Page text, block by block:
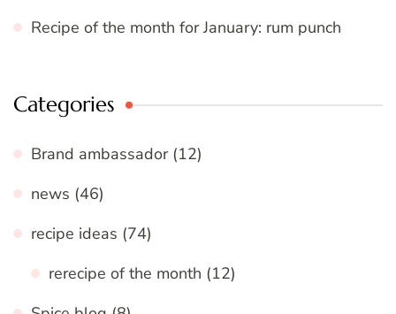
Recipe of the month for January: rum punch
Categories
Brand ambassador(12)
news (46)
recipe ideas (74)
rerecipe of the month (12)